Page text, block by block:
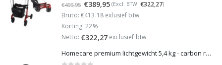
€499,95 Oorspronkelijke
prijs
was:
€499,95.
€389,95Huidige
prijs
€389,95.
(Excl. BTW: €322,27)
Bruto: €413.18 exlusief btw
Korting: 22%
Netto: €322,27exclusief btw
Homecare premium lichtgewicht 5,4 kg - carbon rollator - 150 kg draaggewicht - Opvouwbaar - Groen - incl stokhouder